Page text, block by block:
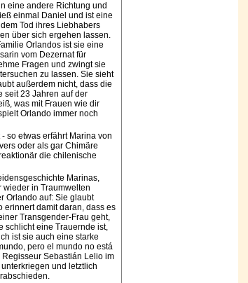
eine andere Richtung und
einmal Daniel und ist eine
Tod ihres Liebhabers
über sich ergehen lassen.
Orlandos ist sie eine
vom Dezernat für
Fragen und zwingt sie
zu lassen. Sie sieht
außerdem nicht, dass die
seit 23 Jahren auf der
was mit Frauen wie dir
Orlando immer noch
so etwas erfährt Marina von
oder als gar Chimäre
die chilenische
Marinas,
wieder in Traumwelten
Orlando auf: Sie glaubt
erinnert damit daran, dass es
Transgender-Frau geht,
schlicht eine Trauernde ist,
ist sie auch eine starke
pero el mundo no está
Sebastián Lelio im
und letztlich